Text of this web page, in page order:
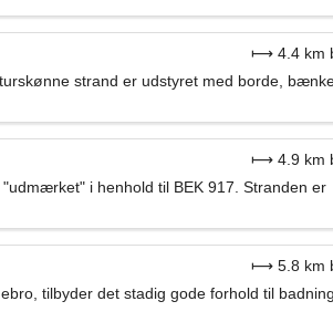
⟼ 4.4 km
strand er udstyret med borde,
⟼ 4.9 km
i henhold til BEK 917. Stranden er
⟼ 5.8 km
tilbyder det stadig gode forhold til badning.